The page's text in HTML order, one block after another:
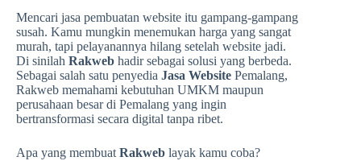
Mencari jasa pembuatan website itu gampang-gampang
susah. Kamu mungkin menemukan harga yang sangat
murah, tapi pelayanannya hilang setelah website jadi.
Di sinilah Rakweb hadir sebagai solusi yang berbeda.
Sebagai salah satu penyedia Jasa Website Pemalang,
Rakweb memahami kebutuhan UMKM maupun
perusahaan besar di Pemalang yang ingin
bertransformasi secara digital tanpa ribet.
Apa yang membuat Rakweb layak kamu coba?